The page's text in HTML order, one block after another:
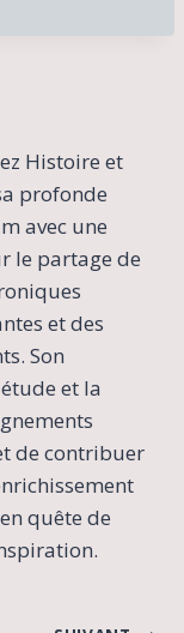
Histoire et
profonde
avec une
le partage de
et des
Son
et la
de contribuer
quête de